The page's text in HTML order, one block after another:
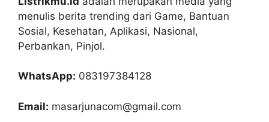
menulis berita trending dari Game, Bantuan
Sosial, Kesehatan, Aplikasi, Nasional,
Perbankan, Pinjol.
WhatsApp: 083197384128
Email: masarjunacom@gmail.com